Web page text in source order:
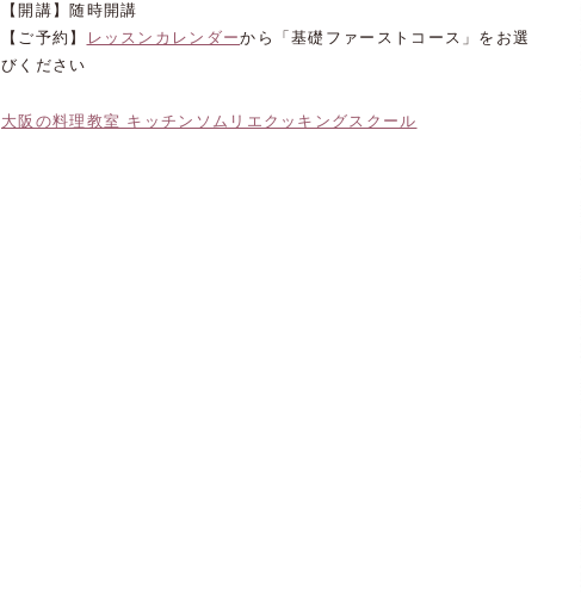
【開講】随時開講
【ご予約】
レッスンカレンダーから「基礎ファーストコース」をお選
びください
大阪の料理教室 キッチンソムリエクッキングスクール